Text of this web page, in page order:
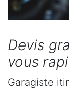
Devis
vous
Garagiste